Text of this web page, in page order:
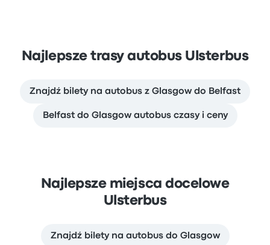
Najlepsze trasy autobus Ulsterbus
Znajdź bilety na autobus z Glasgow do Belfast
Belfast do Glasgow autobus czasy i ceny
Najlepsze miejsca docelowe
Ulsterbus
Znajdź bilety na autobus do Glasgow